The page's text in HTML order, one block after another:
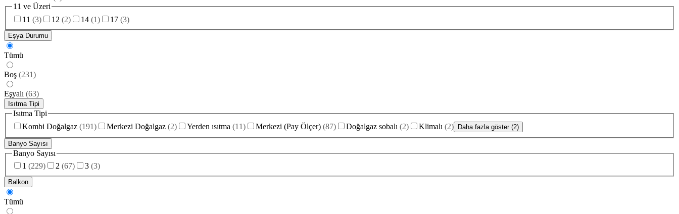
11 ve Üzeri
11 (3) 12 (2) 14 (1) 17 (3)
Eşya Durumu
Tümü
Boş (231)
Eşyalı (63)
Isıtma Tipi
Isıtma Tipi
Kombi Doğalgaz (191) Merkezi Doğalgaz (2) Yerden ısıtma (11) Merkezi (Pay Ölçer) (87) Doğalgaz sobalı (2) Klimalı (2) Daha fazla göster (2)
Banyo Sayısı
Banyo Sayısı
1 (229) 2 (67) 3 (3)
Balkon
Tümü